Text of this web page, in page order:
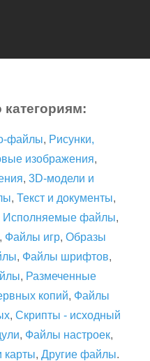
файлы, Рисунки,
изображения,
, 3D-модели и
, Текст и документы,
Исполняемые файлы,
, Файлы игр, Образы
, Файлы шрифтов,
, Размеченные
копий, Файлы
, Скрипты - исходный
, Файлы настроек,
карты, Другие файлы.